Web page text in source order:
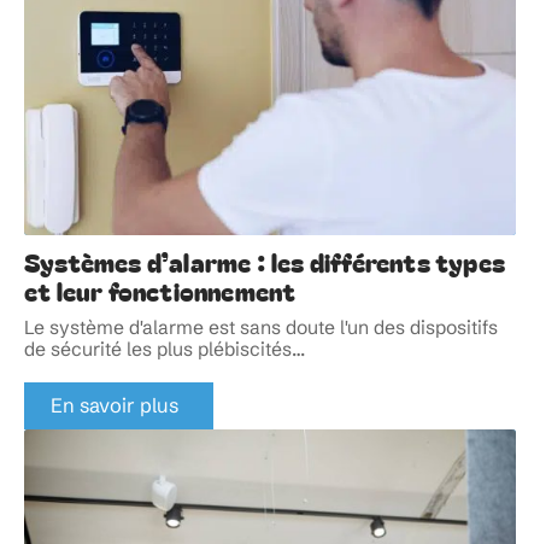
Systèmes d’alarme : les différents types
et leur fonctionnement
Le système d'alarme est sans doute l'un des dispositifs
de sécurité les plus plébiscités…
En savoir plus